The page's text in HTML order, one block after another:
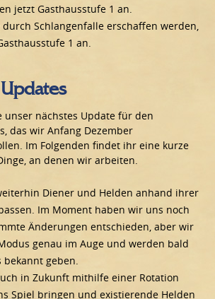
jetzt Gasthausstufe 1 an.
durch Schlangenfalle erschaffen werden,
1 an.
unser nächstes Update für den
das wir Anfang Dezember
Im Folgenden findet ihr eine kurze
an denen wir arbeiten.
Diener und Helden anhand ihrer
Im Moment haben wir uns noch
Änderungen entschieden, aber wir
genau im Auge und werden bald
bekannt geben.
in Zukunft mithilfe einer Rotation
Spiel bringen und existierende Helden